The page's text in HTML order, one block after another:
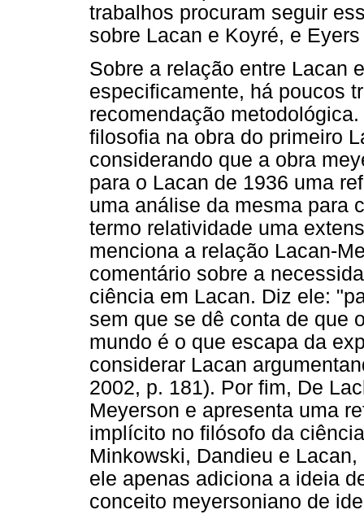
trabalhos procuram seguir
sobre Lacan e Koyré, e
Sobre a relação entre Lacan
especificamente, há poucos
recomendação
filosofia na obra do primeiro
considerando que a obra
para o Lacan de 1936 uma
uma análise da mesma para
termo relatividade uma
menciona a relação Lacan-
comentário sobre a
ciência em Lacan. Diz ele:
sem que se dê conta de que
mundo é o que escapa da
considerar Lacan
2002, p. 181). Por fim, De
Meyerson e apresenta uma
implícito no filósofo da
Minkowski, Dandieu e
ele apenas adiciona a ideia
conceito meyersoniano de